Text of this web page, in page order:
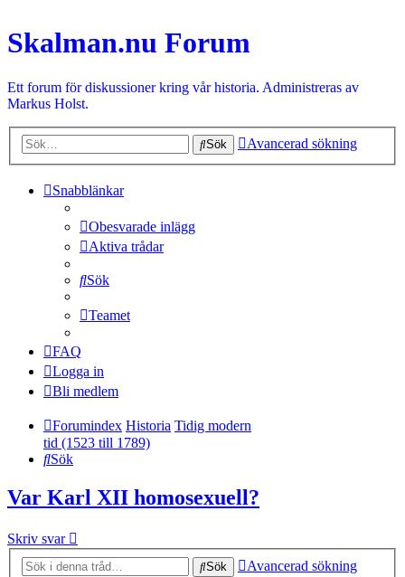
Skalman.nu Forum
Ett forum för diskussioner kring vår historia. Administreras av
Markus Holst.
Sök Avancerad sökning
Snabblänkar
Obesvarade inlägg
Aktiva trådar
Sök
Teamet
FAQ
Logga in
Bli medlem
Forumindex Historia Tidig modern
tid (1523 till 1789)
Sök
Var Karl XII homosexuell?
Skriv svar
Sök
Avancerad sökning